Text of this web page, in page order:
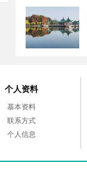
个人资料
基本资料
联系方式
个人信息